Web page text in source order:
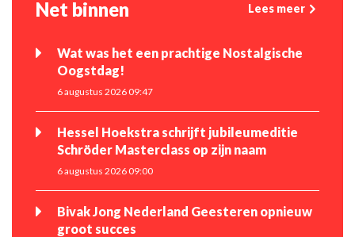
Net binnen Lees meer
Wat was het een prachtige Nostalgische
Oogstdag!
6 augustus 2026 09:47
Hessel Hoekstra schrijft jubileumeditie
Schröder Masterclass op zijn naam
6 augustus 2026 09:00
Bivak Jong Nederland Geesteren opnieuw
groot succes